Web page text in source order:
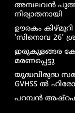
അമ്പലവൻ
നിര്യാതനായി
ഊരകം
‘സിനൊവ 26’
ഇരുകുളങ്ങര
മരണപ്പെട്ടു
യുദ്ധവിരുദ്ധ
GVHSS ൽ
പറമ്പൻ അഷ്‌റഫ്